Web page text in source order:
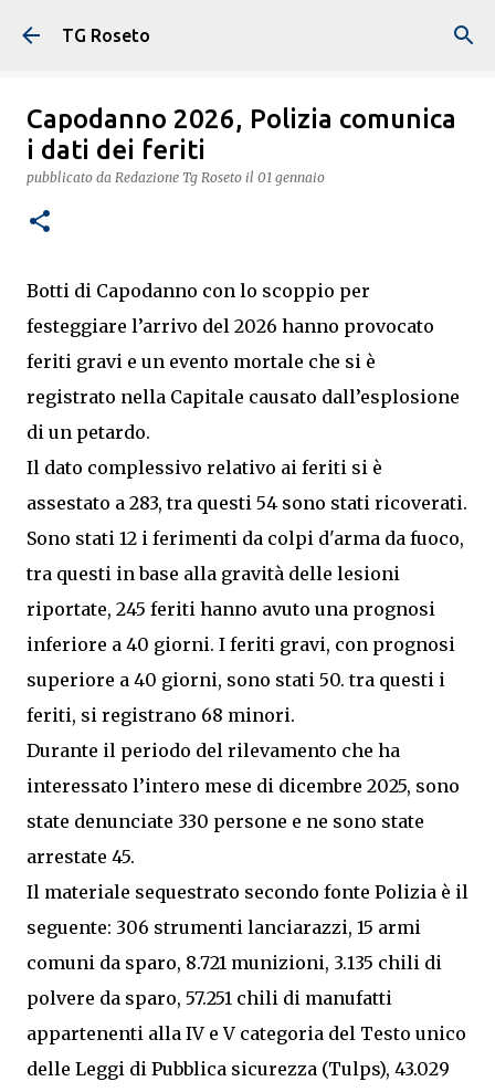
Passa ai contenuti principali
TG Roseto
Capodanno 2026, Polizia comunica
i dati dei feriti
pubblicato da Redazione Tg Roseto il 01 gennaio
Botti di Capodanno con lo scoppio per
festeggiare l’arrivo del 2026 hanno provocato
feriti gravi e un evento mortale che si è
registrato nella Capitale causato dall’esplosione
di un petardo.
Il dato complessivo relativo ai feriti si è
assestato a 283, tra questi 54 sono stati ricoverati.
Sono stati 12 i ferimenti da colpi d'arma da fuoco,
tra questi in base alla gravità delle lesioni
riportate, 245 feriti hanno avuto una prognosi
inferiore a 40 giorni. I feriti gravi, con prognosi
superiore a 40 giorni, sono stati 50. tra questi i
feriti, si registrano 68 minori.
Durante il periodo del rilevamento che ha
interessato l’intero mese di dicembre 2025, sono
state denunciate 330 persone e ne sono state
arrestate 45.
Il materiale sequestrato secondo fonte Polizia è il
seguente: 306 strumenti lanciarazzi, 15 armi
comuni da sparo, 8.721 munizioni, 3.135 chili di
polvere da sparo, 57.251 chili di manufatti
appartenenti alla IV e V categoria del Testo unico
delle Leggi di Pubblica sicurezza (Tulps), 43.029